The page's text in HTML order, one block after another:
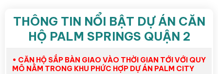
THÔNG TIN NỔI BẬT DỰ ÁN CĂN
HỘ PALM SPRINGS QUẬN 2
• CĂN HỘ SẮP BÀN GIAO VÀO THỜI GIAN TỚI VỚI QUY
MÔ NẰM TRONG KHU PHỨC HỢP DỰ ÁN PALM CITY